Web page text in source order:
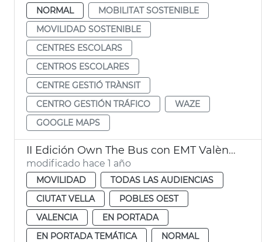
NORMAL
MOBILITAT SOSTENIBLE
MOVILIDAD SOSTENIBLE
CENTRES ESCOLARS
CENTROS ESCOLARES
CENTRE GESTIÓ TRÀNSIT
CENTRO GESTIÓN TRÁFICO
WAZE
GOOGLE MAPS
II Edición Own The Bus con EMT València
modificado hace 1 año
MOVILIDAD
TODAS LAS AUDIENCIAS
CIUTAT VELLA
POBLES OEST
VALENCIA
EN PORTADA
EN PORTADA TEMÁTICA
NORMAL